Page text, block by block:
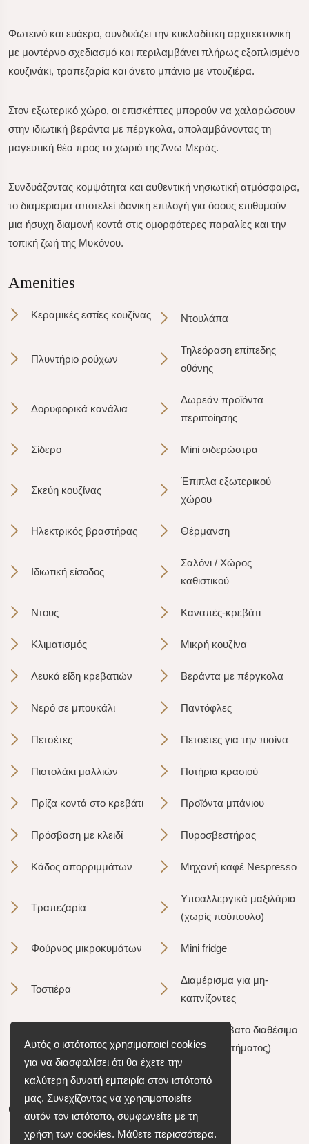
Φωτεινό και ευάερο, συνδυάζει την κυκλαδίτικη αρχιτεκτονική
με μοντέρνο σχεδιασμό και περιλαμβάνει πλήρως εξοπλισμένο
κουζινάκι, τραπεζαρία και άνετο μπάνιο με ντουζιέρα.
Στον εξωτερικό χώρο, οι επισκέπτες μπορούν να χαλαρώσουν
στην ιδιωτική βεράντα με πέργκολα, απολαμβάνοντας τη
μαγευτική θέα προς το χωριό της Άνω Μεράς.
Συνδυάζοντας κομψότητα και αυθεντική νησιωτική ατμόσφαιρα,
το διαμέρισμα αποτελεί ιδανική επιλογή για όσους επιθυμούν
μια ήσυχη διαμονή κοντά στις ομορφότερες παραλίες και την
τοπική ζωή της Μυκόνου.
Amenities
Κεραμικές εστίες κουζίνας Ντουλάπα
Πλυντήριο ρούχων
Τηλεόραση επίπεδης
οθόνης
Δορυφορικά κανάλια
Δωρεάν προϊόντα
περιποίησης
Σίδερο Mini σιδερώστρα
Σκεύη κουζίνας
Έπιπλα εξωτερικού
χώρου
Ηλεκτρικός βραστήρας Θέρμανση
Ιδιωτική είσοδος
Σαλόνι / Χώρος
καθιστικού
Ντους Καναπές-κρεβάτι
Κλιματισμός Μικρή κουζίνα
Λευκά είδη κρεβατιών Βεράντα με πέργκολα
Νερό σε μπουκάλι Παντόφλες
Πετσέτες Πετσέτες για την πισίνα
Πιστολάκι μαλλιών Ποτήρια κρασιού
Πρίζα κοντά στο κρεβάτι Προϊόντα μπάνιου
Πρόσβαση με κλειδί Πυροσβεστήρας
Κάδος απορριμμάτων Μηχανή καφέ Nespresso
Τραπεζαρία
Υποαλλεργικά μαξιλάρια
(χωρίς πούπουλο)
Φούρνος μικροκυμάτων Mini fridge
Τοστιέρα
Διαμέρισμα για μη-
καπνίζοντες
επιτρέπονται
Παρκοκρέβατο διαθέσιμο
(κατόπιν αιτήματος)
Check-in
Check-in από τις 16:00
Αυτός ο ιστότοπος χρησιμοποιεί cookies
για να διασφαλίσει ότι θα έχετε την
καλύτερη δυνατή εμπειρία στον ιστότοπό
μας. Συνεχίζοντας να χρησιμοποιείτε
αυτόν τον ιστότοπο, συμφωνείτε με τη
χρήση των cookies. Μάθετε περισσότερα.